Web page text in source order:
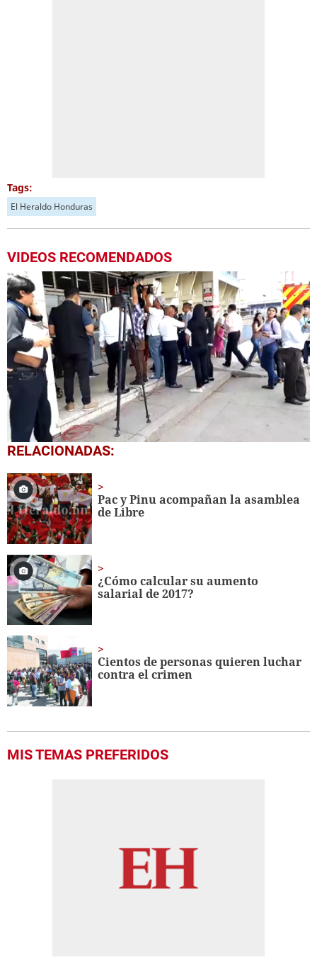
Tags:
El Heraldo Honduras
VIDEOS RECOMENDADOS
0
seconds
35
seconds
RELACIONADAS:
Pac y Pinu acompañan la asamblea
de Libre
¿Cómo calcular su aumento
salarial de 2017?
Cientos de personas quieren luchar
contra el crimen
MIS TEMAS PREFERIDOS